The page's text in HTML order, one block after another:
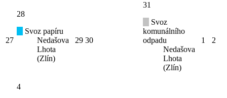
27
28
Svoz papíru
Nedašova
Lhota
(Zlín)
29 30
31
Svoz
komunálního
odpadu
Nedašova
Lhota
(Zlín)
1 2
4